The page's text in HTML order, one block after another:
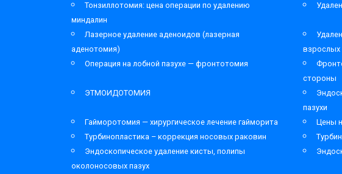
Тонзиллотомия: цена операции по удалению
миндалин
Лазерное удаление аденоидов (лазерная
аденотомия)
взрослых
Операция на лобной пазухе — фронтотомия
стороны
ЭТМОИДОТОМИЯ
пазухи
Гайморотомия — хирургическое лечение гайморита Цены
Турбинопластика – коррекция носовых раковин
Эндоскопическое удаление кисты, полипы
околоносовых пазух